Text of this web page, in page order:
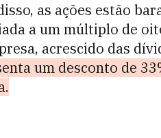
as ações estão
a um múltiplo de
acrescido das
um desconto de